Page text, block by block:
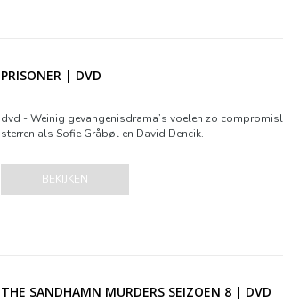
PRISONER | DVD
dvd - Weinig gevangenisdrama’s voelen zo
sterren als Sofie Gråbøl en David Dencik.
BEKIJKEN
THE SANDHAMN MURDERS SEIZOEN 8 | DVD